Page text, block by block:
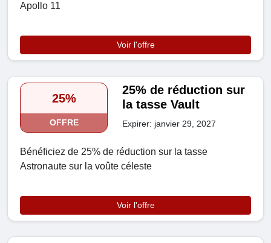
Apollo 11
Voir l'offre
25%
OFFRE
25% de réduction sur
la tasse Vault
Expirer: janvier 29, 2027
Bénéficiez de 25% de réduction sur la tasse
Astronaute sur la voûte céleste
Voir l'offre